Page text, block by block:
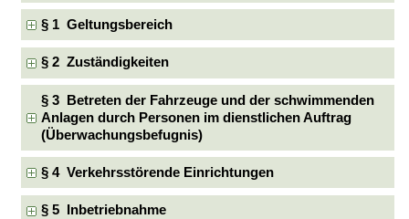
§ 1 Geltungsbereich
§ 2 Zuständigkeiten
§ 3 Betreten der Fahrzeuge und der schwimmenden
Anlagen durch Personen im dienstlichen Auftrag
(Überwachungsbefugnis)
§ 4 Verkehrsstörende Einrichtungen
§ 5 Inbetriebnahme